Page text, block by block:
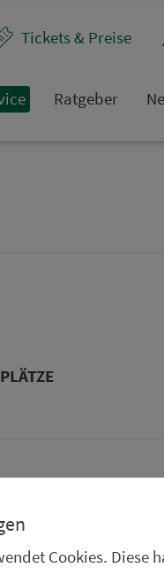
Tickets & Preise
Rat­ge­ber
Cookies. Diese